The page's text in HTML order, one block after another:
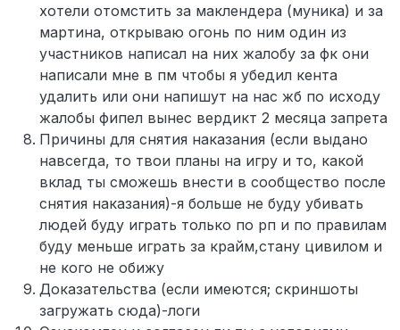
хотели отомстить за маклендера (муника) и за
мартина, открываю огонь по ним один из
участников написал на них жалобу за фк они
написали мне в пм чтобы я убедил кента
удалить или они напишут на нас жб по исходу
жалобы фипел вынес вердикт 2 месяца запрета
Причины для снятия наказания (если выдано
навсегда, то твои планы на игру и то, какой
вклад ты сможешь внести в сообщество после
снятия наказания)-я больше не буду убивать
людей буду играть только по рп и по правилам
буду меньше играть за крайм,стану цивилом и
не кого не обижу
Доказательства (если имеются; скриншоты
загружать сюда)-логи